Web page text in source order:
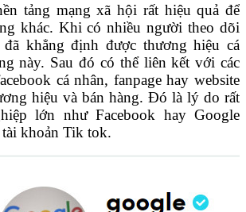
tảng mạng xã hội rất hiệu quả để
khác. Khi có nhiều người theo dõi
khẳng định được thương hiệu cá
này. Sau đó có thể liên kết với các
cá nhân, fanpage hay website
hiệu và bán hàng. Đó là lý do rất
lớn như Facebook hay Google
khoản Tik tok.